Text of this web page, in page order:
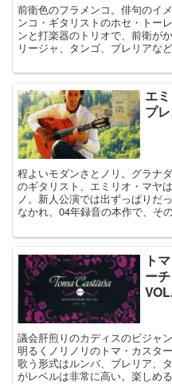
前衛色のフラメンコ。俳句の
ンコ・ギタリストのホセ・トー
ンと打楽器のトリオで、前衛が
リージャ、タンゴ、ブレリアな
エ
プレ
程よいモダンさとノリ。グラ
のギタリスト、エミリオ・マヤ
ノ。新人公演では出ずっぱりだ
なかれ、04年録音の本作で、そ
ト
ー
議会肝煎りのカディスのビジ
明るくノリノリのトマ・カスタ
歌う形式はルンバ、ブレリア、
がレベルは非常に高い。楽しめ